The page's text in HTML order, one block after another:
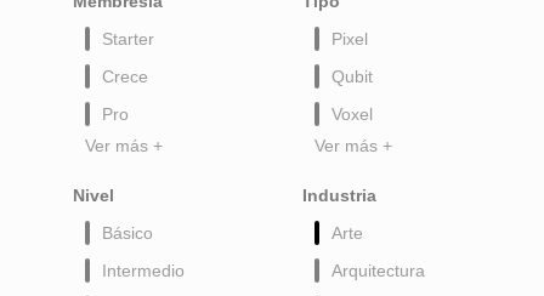
Starter
Crece
Pro
Ver más +
Pixel
Qubit
Voxel
Ver más +
Nivel
Básico
Intermedio
Industria
Arte
Arquitectura